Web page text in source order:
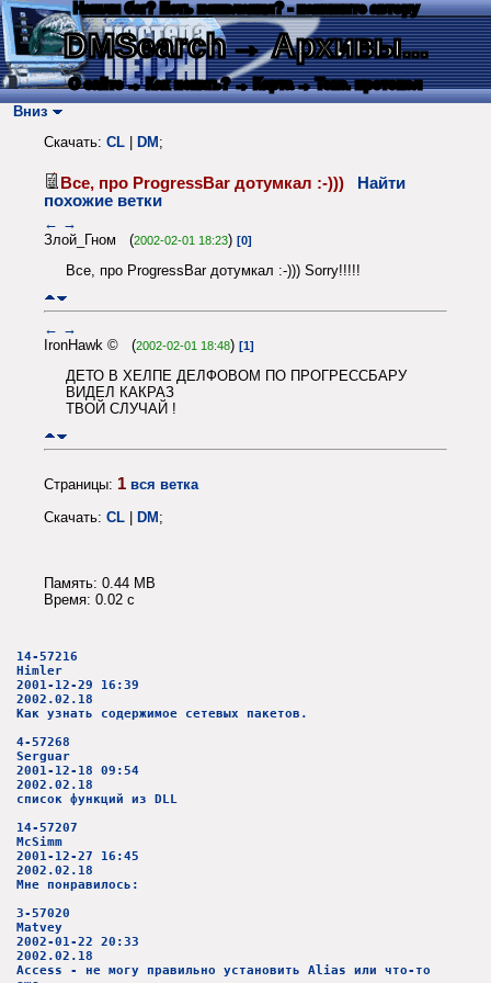
Нашли баг? Есть пожелания? - напишите автору
DMSearch→ Архивы...
О сайте → Как искать? → Карта → Текс. протокол
Вниз
Скачать: CL DM ;
Все, про ProgressBar дотумкал :-)))
Найти
похожие ветки
← →
Злой_Гном (2002-02-01 18:23) [0]
Все, про ProgressBar дотумкал :-))) Sorry!!!!!
← →
IronHawk © (2002-02-01 18:48) [1]
ДЕТО В ХЕЛПЕ ДЕЛФОВОМ ПО ПРОГРЕССБАРУ
ВИДЕЛ КАКРАЗ
ТВОЙ СЛУЧАЙ !
Страницы: 1 вся ветка
Скачать: CL DM ;
Память: 0.44 MB
Время: 0.02 c
14-57216
Himler
2001-12-29 16:39
2002.02.18
Как узнать содержимое сетевых пакетов.
4-57268
Serguar
2001-12-18 09:54
2002.02.18
список функций из DLL
14-57207
McSimm
2001-12-27 16:45
2002.02.18
Мне понравилось:
3-57020
Matvey
2002-01-22 20:33
2002.02.18
Access - не могу правильно установить Alias или что-то